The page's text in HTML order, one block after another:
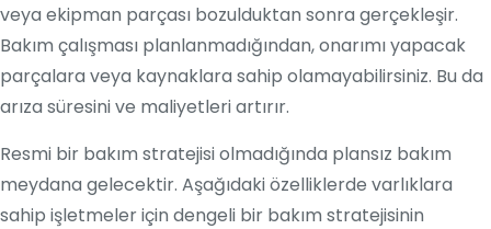
veya ekipman parçası bozulduktan sonra gerçekleşir.
Bakım çalışması planlanmadığından, onarımı yapacak
parçalara veya kaynaklara sahip olamayabilirsiniz. Bu da
arıza süresini ve maliyetleri artırır.
Resmi bir bakım stratejisi olmadığında plansız bakım
meydana gelecektir. Aşağıdaki özelliklerde varlıklara
sahip işletmeler için dengeli bir bakım stratejisinin